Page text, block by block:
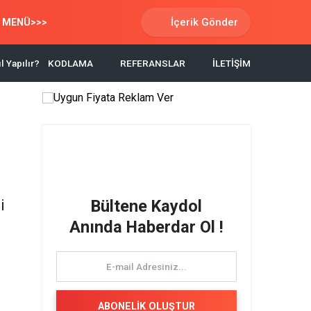
İçerik Gönder
Yapılır? KODLAMA REFERANSLAR İLETİŞİM
Bültene Kaydol
Anında Haberdar Ol !
ABONELİK OLUŞTUR